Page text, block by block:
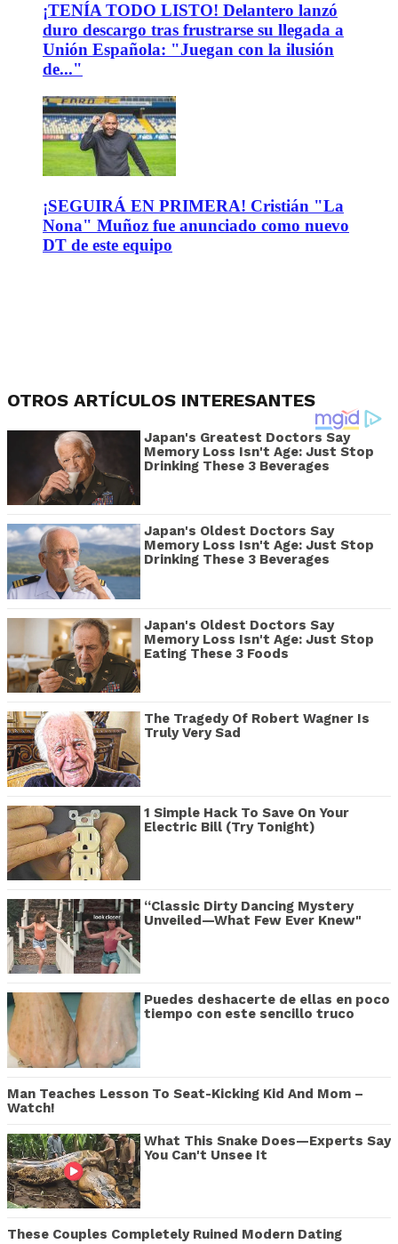
¡TENÍA TODO LISTO! Delantero lanzó
duro descargo tras frustrarse su llegada a
Unión Española: "Juegan con la ilusión
de..."
¡SEGUIRÁ EN PRIMERA! Cristián "La
Nona" Muñoz fue anunciado como nuevo
DT de este equipo
OTROS ARTÍCULOS INTERESANTES
Japan's Greatest Doctors Say
Memory Loss Isn't Age: Just Stop
Drinking These 3 Beverages
Japan's Oldest Doctors Say
Memory Loss Isn't Age: Just Stop
Drinking These 3 Beverages
Japan's Oldest Doctors Say
Memory Loss Isn't Age: Just Stop
Eating These 3 Foods
The Tragedy Of Robert Wagner Is
Truly Very Sad
1 Simple Hack To Save On Your
Electric Bill (Try Tonight)
“Classic Dirty Dancing Mystery
Unveiled—What Few Ever Knew"
Puedes deshacerte de ellas en poco
tiempo con este sencillo truco
Man Teaches Lesson To Seat-Kicking Kid And Mom –
Watch!
What This Snake Does—Experts Say
You Can't Unsee It
These Couples Completely Ruined Modern Dating